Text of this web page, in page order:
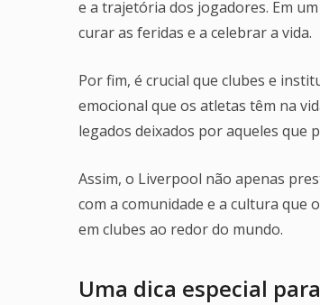
e a trajetória dos jogadores. Em
curar as feridas e a celebrar a vida.
Por fim, é crucial que clubes e
emocional que os atletas têm na
legados deixados por aqueles que
Assim, o Liverpool não apenas
com a comunidade e a cultura que
em clubes ao redor do mundo.
Uma dica especial